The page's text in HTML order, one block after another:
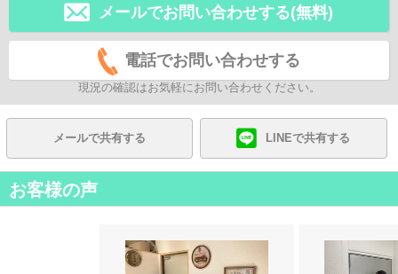
メールでお問い合わせする(無料)
電話でお問い合わせする
現況の確認はお気軽にお問い合わせください。
メールで共有する LINEで共有する
お客様の声